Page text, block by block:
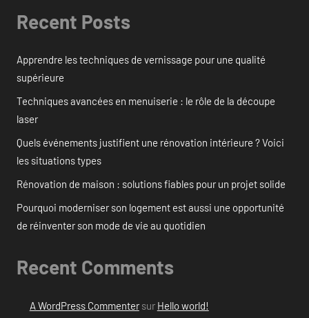
Recent Posts
Apprendre les techniques de vernissage pour une qualité
supérieure
Techniques avancées en menuiserie : le rôle de la découpe
laser
Quels événements justifient une rénovation intérieure ? Voici
les situations types
Rénovation de maison : solutions fiables pour un projet solide
Pourquoi moderniser son logement est aussi une opportunité
de réinventer son mode de vie au quotidien
Recent Comments
A WordPress Commentersur Hello world!